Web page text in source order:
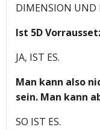
DIMENSION UND
Ist 5D
JA, IST ES.
Man kann also
sein. Man kann
SO IST ES.